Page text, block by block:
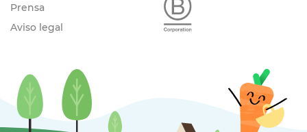
Prensa
Aviso legal